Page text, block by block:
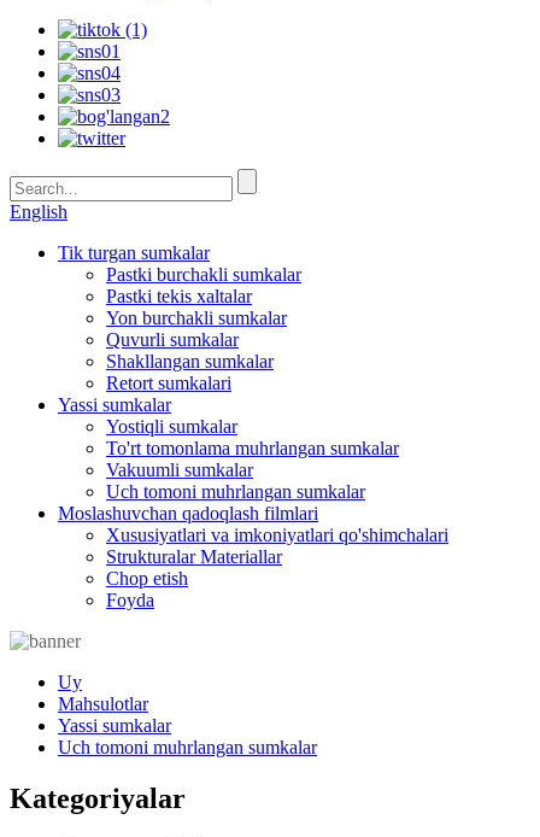
English
Tik turgan sumkalar
Pastki burchakli sumkalar
Pastki tekis xaltalar
Yon burchakli sumkalar
Quvurli sumkalar
Shakllangan sumkalar
Retort sumkalari
Yassi sumkalar
Yostiqli sumkalar
To'rt tomonlama muhrlangan sumkalar
Vakuumli sumkalar
Uch tomoni muhrlangan sumkalar
Moslashuvchan qadoqlash filmlari
Xususiyatlari va imkoniyatlari qo'shimchalari
Strukturalar Materiallar
Chop etish
Foyda
Uy
Mahsulotlar
Yassi sumkalar
Uch tomoni muhrlangan sumkalar
Kategoriyalar